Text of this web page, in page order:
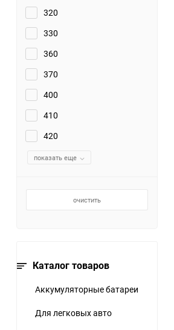
320
330
360
370
400
410
420
показать еще
очистить
Каталог товаров
Аккумуляторные батареи
Для легковых авто